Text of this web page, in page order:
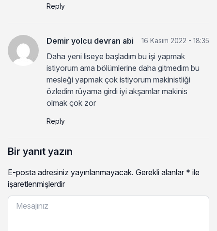
Reply
Demir yolcu devran abi 16 Kasım 2022 - 18:35
Daha yeni liseye başladım bu işi yapmak
istiyorum ama bölümlerine daha gitmedim bu
mesleği yapmak çok istiyorum makinistliği
özledim rüyama girdi iyi akşamlar makinis
olmak çok zor
Reply
Bir yanıt yazın
E-posta adresiniz yayınlanmayacak. Gerekli alanlar * ile
işaretlenmişlerdir